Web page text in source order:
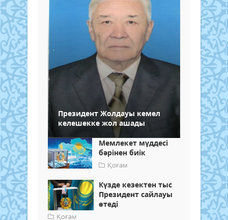
Президент Жолдауы кемел
келешекке жол ашады
Мемлекет мүддесі
бәрінен биік
Қоғам
Күзде кезектен тыс
Президент сайлауы
өтеді
Қоғам